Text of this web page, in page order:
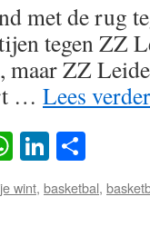
met de rug
tegen ZZ
maar ZZ
… Lees verder
WhatsApp
LinkedIn
wint, basketbal,